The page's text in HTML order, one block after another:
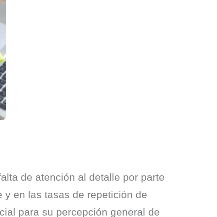
de atención al detalle por parte
en las tasas de repetición de
para su percepción general de